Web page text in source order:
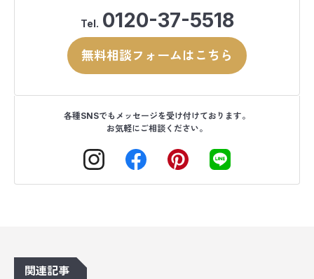
Tel. 0120-37-5518
無料相談フォームはこちら
各種SNSでもメッセージを受け付けております。
お気軽にご相談ください。
関連記事